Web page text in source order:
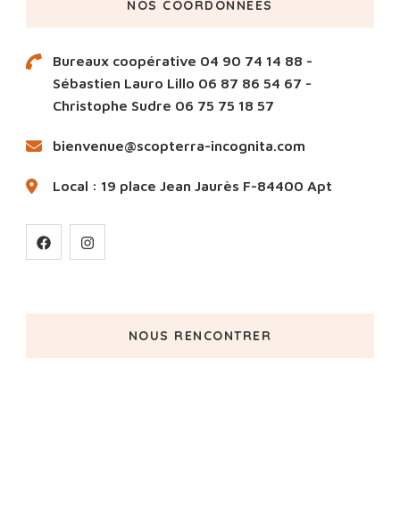
NOS COORDONNÉES
Bureaux coopérative 04 90 74 14 88 -
Sébastien Lauro Lillo 06 87 86 54 67 -
Christophe Sudre 06 75 75 18 57
bienvenue@scopterra-incognita.com
Local : 19 place Jean Jaurès F-84400 Apt
NOUS RENCONTRER